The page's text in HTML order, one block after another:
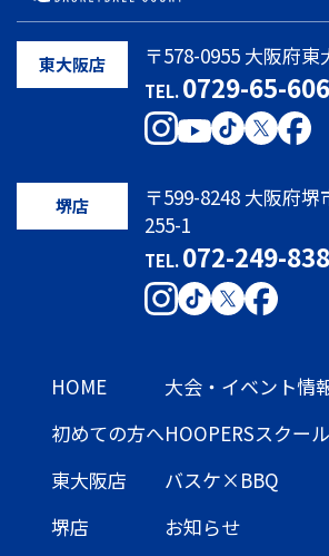
東大阪店 〒578-0955 大阪府
TEL.0729-65-
堺店
〒599-8248 大阪府
255-1
TEL.072-249-
HOME
初めての方へ
東大阪店
堺店
大会・イベント情
HOOPERSスクール
バスケ×BBQ
お知らせ